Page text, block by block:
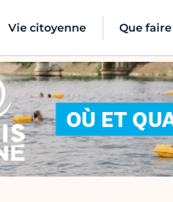
Vie citoyenne Que